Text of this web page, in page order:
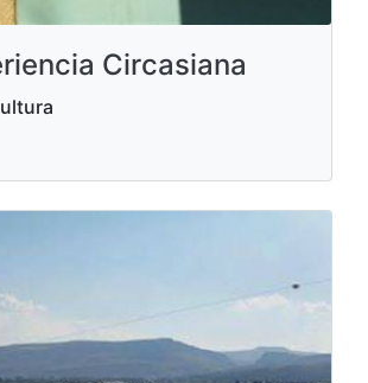
Circasiana